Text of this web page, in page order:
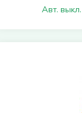
Авт.